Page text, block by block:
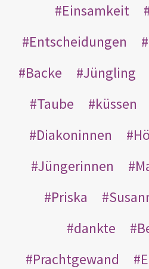
Einsamkeit
Entscheidungen
Backe
Jüngling
Taube
küssen
Diakoninnen
Jüngerinnen
Priska
dankte
Prachtgewand